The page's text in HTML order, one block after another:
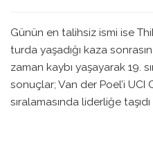
Günün en talihsiz ismi ise
turda yaşadığı kaza
zaman kaybı yaşayarak 19.
sonuçlar; Van der Poel’i
sıralamasında liderliğe taşıdı